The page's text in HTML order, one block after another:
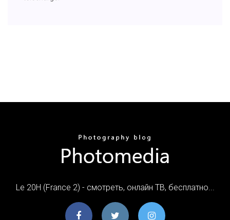
Le 20H (France 2) - смотреть, онлайн ТВ, бесплатно...